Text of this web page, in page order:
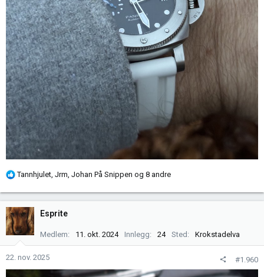
R
k
s
j
n
e
Tannhjulet, Jrm, Johan På Snippen og 8 andre
Esprite
Medlem 11. okt. 2024 Innlegg 24 Sted Krokstadelva
22. nov. 2025 #1.960